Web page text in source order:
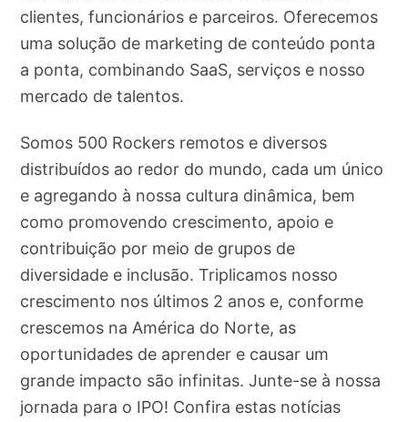
clientes, funcionários e parceiros. Oferecemos
uma solução de marketing de conteúdo ponta
a ponta, combinando SaaS, serviços e nosso
mercado de talentos.
Somos 500 Rockers remotos e diversos
distribuídos ao redor do mundo, cada um único
e agregando à nossa cultura dinâmica, bem
como promovendo crescimento, apoio e
contribuição por meio de grupos de
diversidade e inclusão. Triplicamos nosso
crescimento nos últimos 2 anos e, conforme
crescemos na América do Norte, as
oportunidades de aprender e causar um
grande impacto são infinitas. Junte-se à nossa
jornada para o IPO! Confira estas notícias